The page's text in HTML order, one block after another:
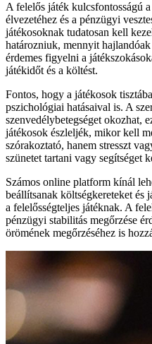
A felelős játék kulcsfontosságú
élvezetéhez és a pénzügyi
játékosoknak tudatosan kell
határozniuk, mennyit
érdemes figyelni a
játékidőt és a költést.
Fontos, hogy a játékosok
pszichológiai hatásaival is. A
szenvedélybetegséget okozhat,
játékosok észleljék, mikor kell
szórakoztató, hanem stresszt
szünetet tartani vagy segítséget
Számos online platform kínál
beállítsanak költségkereteket és
a felelősségteljes játéknak. A
pénzügyi stabilitás megőrzése
örömének megőrzéséhez is